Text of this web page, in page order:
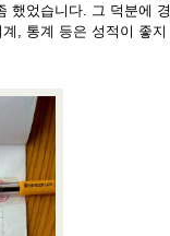
했었습니다. 그 덕분에 경
, 통계 등은 성적이 좋지